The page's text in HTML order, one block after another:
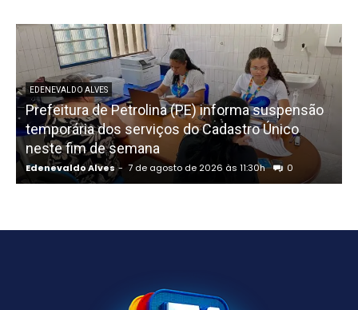
EDENEVALDO ALVES
Prefeitura de Petrolina (PE) informa suspensão
temporária dos serviços do Cadastro Único
neste fim de semana
Edenevaldo Alves - 7 de agosto de 2026 às 11:30h 0